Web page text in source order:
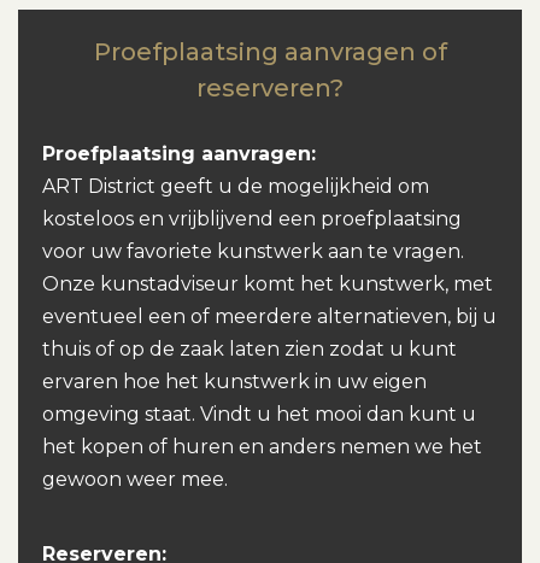
Proefplaatsing aanvragen of
reserveren?
Proefplaatsing aanvragen:
ART District geeft u de mogelijkheid om
kosteloos en vrijblijvend een proefplaatsing
voor uw favoriete kunstwerk aan te vragen.
Onze kunstadviseur komt het kunstwerk, met
eventueel een of meerdere alternatieven, bij u
thuis of op de zaak laten zien zodat u kunt
ervaren hoe het kunstwerk in uw eigen
omgeving staat. Vindt u het mooi dan kunt u
het kopen of huren en anders nemen we het
gewoon weer mee.
Reserveren: